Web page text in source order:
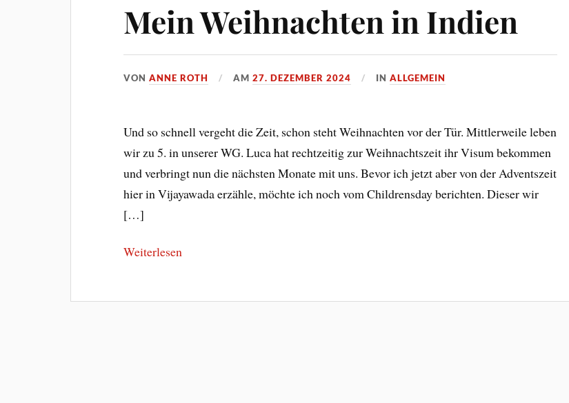
Mein Weihnachten in Indien
VONANNE ROTH AM27. DEZEMBER 2024 INALLGEMEIN
Und so schnell vergeht die Zeit, schon steht Weihnachten vor der Tür. Mittlerweile leben
wir zu 5. in unserer WG. Luca hat rechtzeitig zur Weihnachtszeit ihr Visum bekommen
und verbringt nun die nächsten Monate mit uns. Bevor ich jetzt aber von der Adventszeit
hier in Vijayawada erzähle, möchte ich noch vom Childrensday berichten. Dieser wir
[…]
Weiterlesen